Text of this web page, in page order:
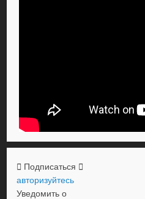
Подписаться
авторизуйтесь
Уведомить о